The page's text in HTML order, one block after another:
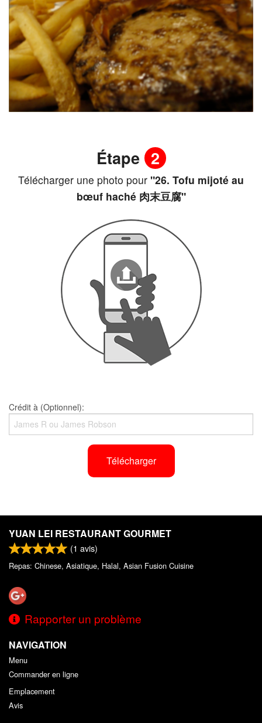
Étape 2
Télécharger une photo pour "26. Tofu mijoté au
bœuf haché 肉末豆腐"
Crédit à (Optionnel):
Télécharger
YUAN LEI RESTAURANT GOURMET
(1 avis)
Repas: Chinese, Asiatique, Halal, Asian Fusion Cuisine
Rapporter un problème
NAVIGATION
Menu
Commander en ligne
Emplacement
Avis